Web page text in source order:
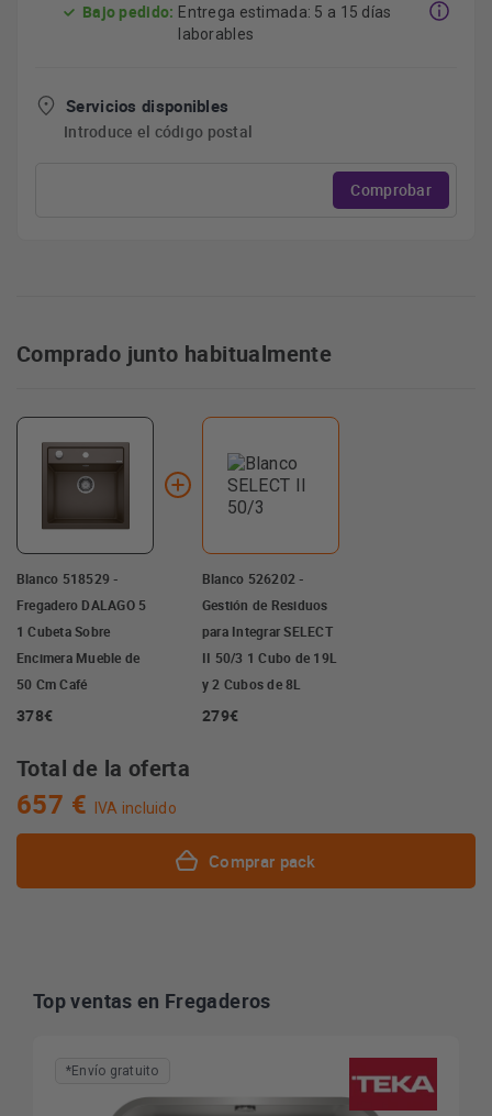
Bajo pedido: Entrega estimada: 5 a 15 días
laborables
Servicios disponibles
Introduce el código postal
Comprobar
Comprado junto habitualmente
Blanco 518529 -
Fregadero DALAGO 5
1 Cubeta Sobre
Encimera Mueble de
50 Cm Café
378€
Blanco 526202 -
Gestión de Residuos
para Integrar SELECT
II 50/3 1 Cubo de 19L
y 2 Cubos de 8L
279€
Total de la oferta
657 € IVA incluido
Comprar pack
Top ventas en Fregaderos
*Envío gratuito